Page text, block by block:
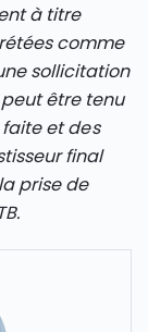
à titre
comme
sollicitation
peut être tenu
et des
final
prise de